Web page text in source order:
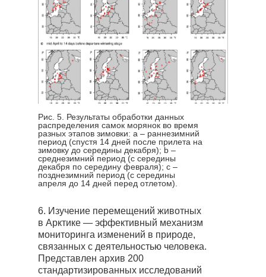
6. Изучение перемещений животных
в Арктике — эффективный механизм
мониторинга изменений в природе,
связанных с деятельностью человека.
Представлен архив 200
стандартизированных исследований
Рис. 5. Результаты обработки данных
распределения самок морянок во время
разных этапов зимовки: а – раннезимний
период (спустя 14 дней после прилета на
зимовку до середины декабря); b –
среднезимний период (с середины
декабря по середину февраля); c –
позднезимний период (с середины
апреля до 14 дней перед отлетом).